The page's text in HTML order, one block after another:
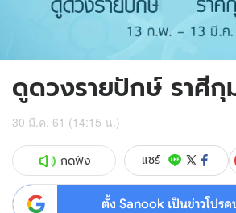
ดูดวงรายปักษ์ ราศีกุ
30 มี.ค. 61 (14:15 น.)
กดฟัง แชร์
ตั้ง Sanook เป็นข่าวโปร